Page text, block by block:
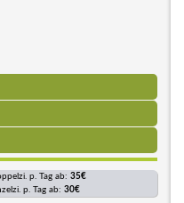
p. Tag ab: 35€
p. Tag ab: 30€